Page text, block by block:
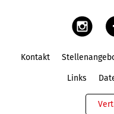
Kontakt
Links